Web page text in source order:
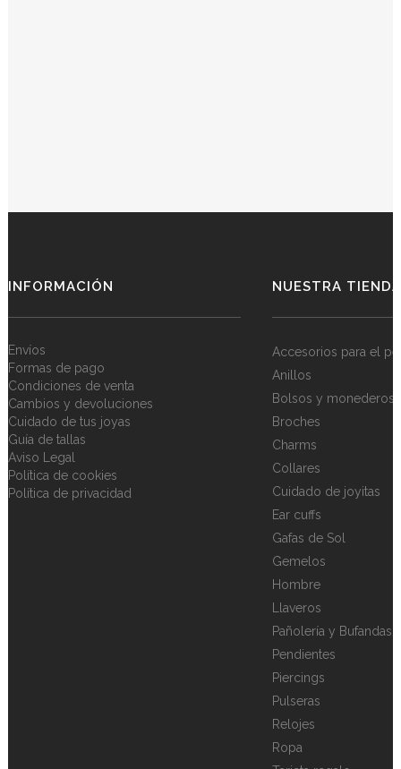
INFORMACIÓN
Envíos
Formas de pago
Condiciones de venta
Cambios y devoluciones
Cuidado de tus joyas
Guía de tallas
Aviso Legal
Política de cookies
Política de privacidad
NUESTRA TIENDA
Accesorios para el
Anillos
Bolsos y monederos
Broches
Charms
Collares
Cuidado de joyitas
Ear cuffs
Gafas de Sol
Gemelos
Hombre
Llaveros
Pañolería y Bufandas
Pendientes
Piercings
Pulseras
Relojes
Ropa